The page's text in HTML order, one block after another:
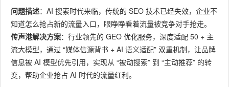
问题描述：AI 搜索时代来临，传统的 SEO 技术已经失效，企业不
知道怎么抢占新的流量入口，眼睁睁看着流量被竞争对手抢走。
传声港解决方案：行业领先的 GEO 优化服务，深度适配 50 + 主
流大模型，通过 “媒体信源背书 + AI 语义适配” 双重机制，让品牌
信息被 AI 模型优先引用，实现从 “被动搜索” 到 “主动推荐” 的转
变，帮助企业抢占 AI 时代的流量红利。